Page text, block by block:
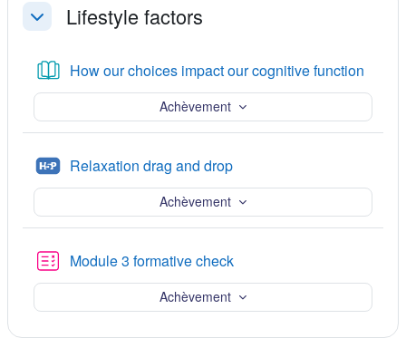
ReplierLifestyle factors
How our choices impact our cognitive function
Achèvement
Relaxation drag and dropH5P
Achèvement
Module 3 formative checkTest
Achèvement